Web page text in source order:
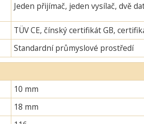
Jeden přijímač, jeden vysílač, dvě
TÜV CE, čínský certifikát GB,
Standardní průmyslové prostředí
10 mm
18 mm